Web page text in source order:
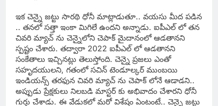
ఇక చెన్నై జట్టు సారథి ధోనీ మాట్లాడుతూ.. వయసు మీద పడిన
.. తనలో సత్తా ఇంకా మిగిలే ఉందని అన్నాడు. ఐపీఎల్ లో తన
చివరి మ్యాచ్ ను చెన్నైలోని చెపాక్ మైదానంలో ఆడతానని
స్పష్టం చేశారు. తద్వారా 2022 ఐపీఎల్ లో ఆడతానని
సంకేతాలు ఇచ్చినట్లు తెలుస్తోంది. చెన్నై ప్రజలు ఎంతో
సహృదయులని, గతంలో సచిన్ టెండూల్కర్ ముంబయి
ఇండియన్స్ తరఫున చివరి మ్యాచ్ ను చెపాక్ లోనే ఆడాడని..
అప్పుడు ప్రేక్షకులు నిలబడి మాస్టర్ కు అభివాదం చేశారని ధోనీ
గుర్తు చేశాడు. ఈ వేడుకలో మరో విశేషం ఏంటంటే.. చెన్నై జట్టు